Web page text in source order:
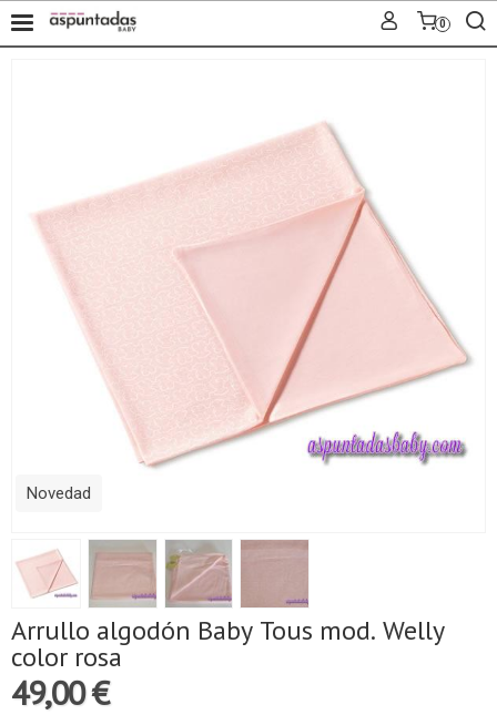
0
Novedad
Arrullo algodón Baby Tous mod. Welly
color rosa
49,00 €